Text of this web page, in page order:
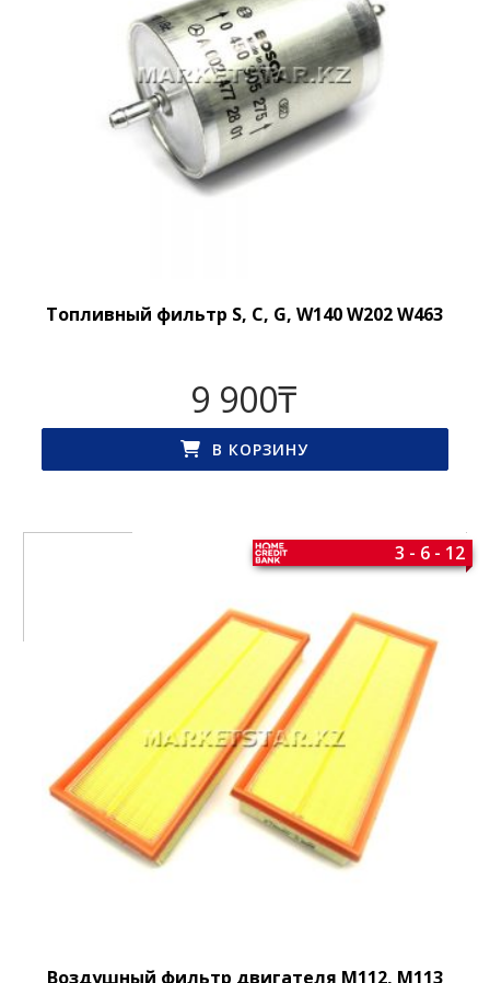
Топливный фильтр S, C, G, W140 W202 W463
9 900₸
В КОРЗИНУ
Воздушный фильтр двигателя M112, M113
3 - 6 - 12